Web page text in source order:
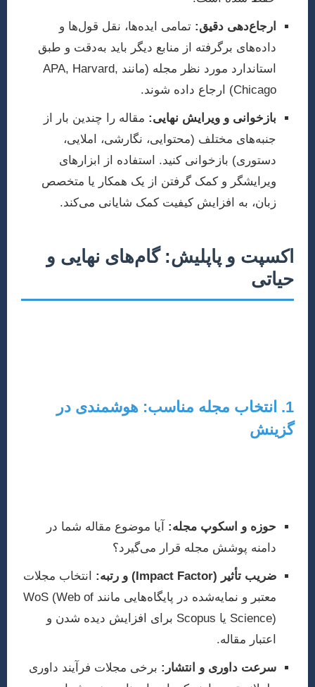
ارجاع‌دهی دقیق: تمامی ایده‌ها، نقل قول‌ها و
داده‌های برگرفته از منابع دیگر باید به‌دقت و طبق
استاندارد مورد نظر مجله (مانند APA, Harvard,
Chicago) ارجاع داده شوند.
بازخوانی و ویرایش نهایی: مقاله را چندین بار از
جنبه‌های مختلف (محتوایی، نگارشی، املایی،
دستوری) بازخوانی کنید. استفاده از ابزارهای
ویرایشگر و کمک گرفتن از یک همکار یا متخصص
زبان، به افزایش کیفیت کمک شایانی می‌کند.
اکسپت و پاپلیش: گام‌های نهایی و
حیاتی
1. انتخاب مجله مناسب: هوشمندی در
گزینش
حوزه و اسکوپ مجله: آیا موضوع مقاله شما در
دامنه پوشش مجله قرار می‌گیرد؟
ضریب تأثیر (Impact Factor) و رتبه:
انتخاب مجلات
معتبر و نمایه‌شده در پایگاه‌هایی مانند WoS (Web of
Science) یا Scopus برای افزایش دیده شدن و
اعتبار مقاله.
سرعت داوری و انتشار: برخی مجلات فرآیند داوری